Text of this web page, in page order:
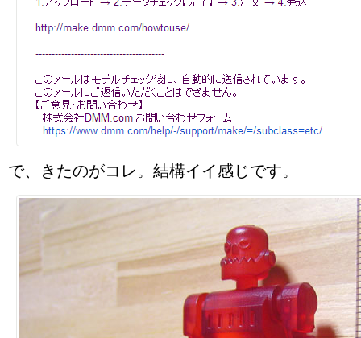
で、きたのがコレ。結構イイ感じです。